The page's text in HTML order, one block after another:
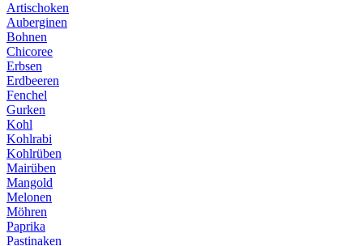
Artischoken
Auberginen
Bohnen
Chicoree
Erbsen
Erdbeeren
Fenchel
Gurken
Kohl
Kohlrabi
Kohlrüben
Mairüben
Mangold
Melonen
Möhren
Paprika
Pastinaken